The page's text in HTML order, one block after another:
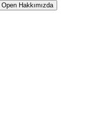
Open Hakkımızda